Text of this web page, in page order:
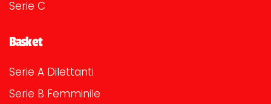
Serie C
Basket
Serie A Dilettanti
Serie B Femminile